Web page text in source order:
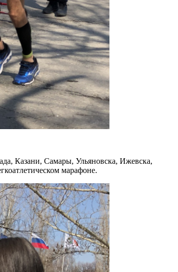
Казани, Самары, Ульяновска, Ижевска,
марафоне.